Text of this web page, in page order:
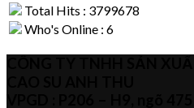
Total Hits : 3799678
Who's Online : 6